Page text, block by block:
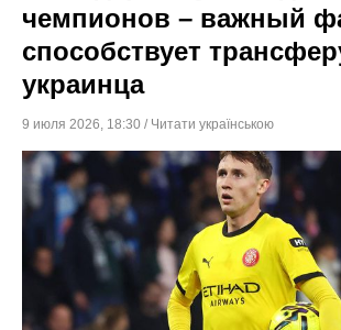
чемпионов – важный
способствует
украинца
9 июля 2026, 18:30 / Читати українською